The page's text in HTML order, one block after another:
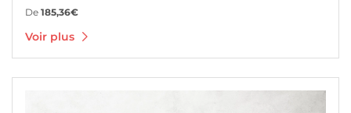
De 185,36€
Voir plus